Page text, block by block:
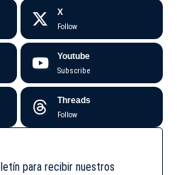
X
Follow
Youtube
Subscribe
Threads
Follow
para recibir nuestros